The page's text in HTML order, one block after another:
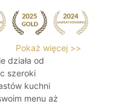
Pokaż więcej >>
działa od
szeroki
kuchni
menu aż